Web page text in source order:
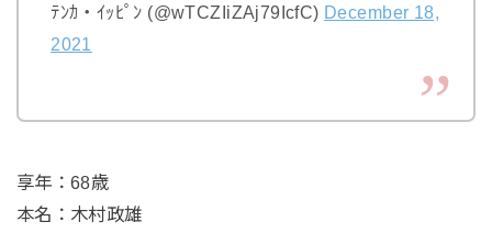
ﾃﾝｶ・ｲｯﾋﾟﾝ (@wTCZIiZAj79IcfC) December 18,
2021
享年：68歳
本名：木村政雄